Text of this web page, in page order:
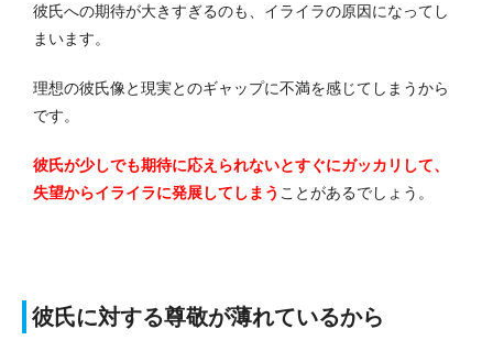
彼氏への期待が大きすぎるのも、イライラの原因になってし
まいます。
理想の彼氏像と現実とのギャップに不満を感じてしまうから
です。
彼氏が少しでも期待に応えられないとすぐにガッカリして、
失望からイライラに発展してしまう ことがあるでしょう。
彼氏に対する尊敬が薄れているから